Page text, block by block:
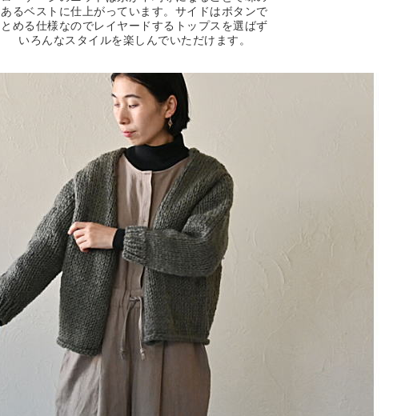
あるベストに仕上がっています。サイドはボタンで
とめる仕様なのでレイヤードするトップスを選ばず
いろんなスタイルを楽しんでいただけます。